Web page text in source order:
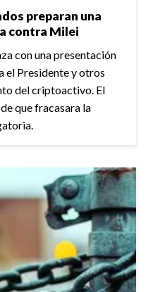
preparan una
contra Milei
con una presentación
el Presidente y otros
del criptoactivo. El
que fracasara la